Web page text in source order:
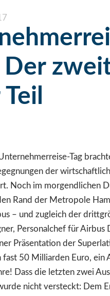
Tag
der
Noch im morgendlichen
Rand der Metropole
– und zugleich der
Personalchef für Airbus
Präsentation der
fast 50 Milliarden Euro, ein
Dass die letzten zwei
nicht versteckt: Dem